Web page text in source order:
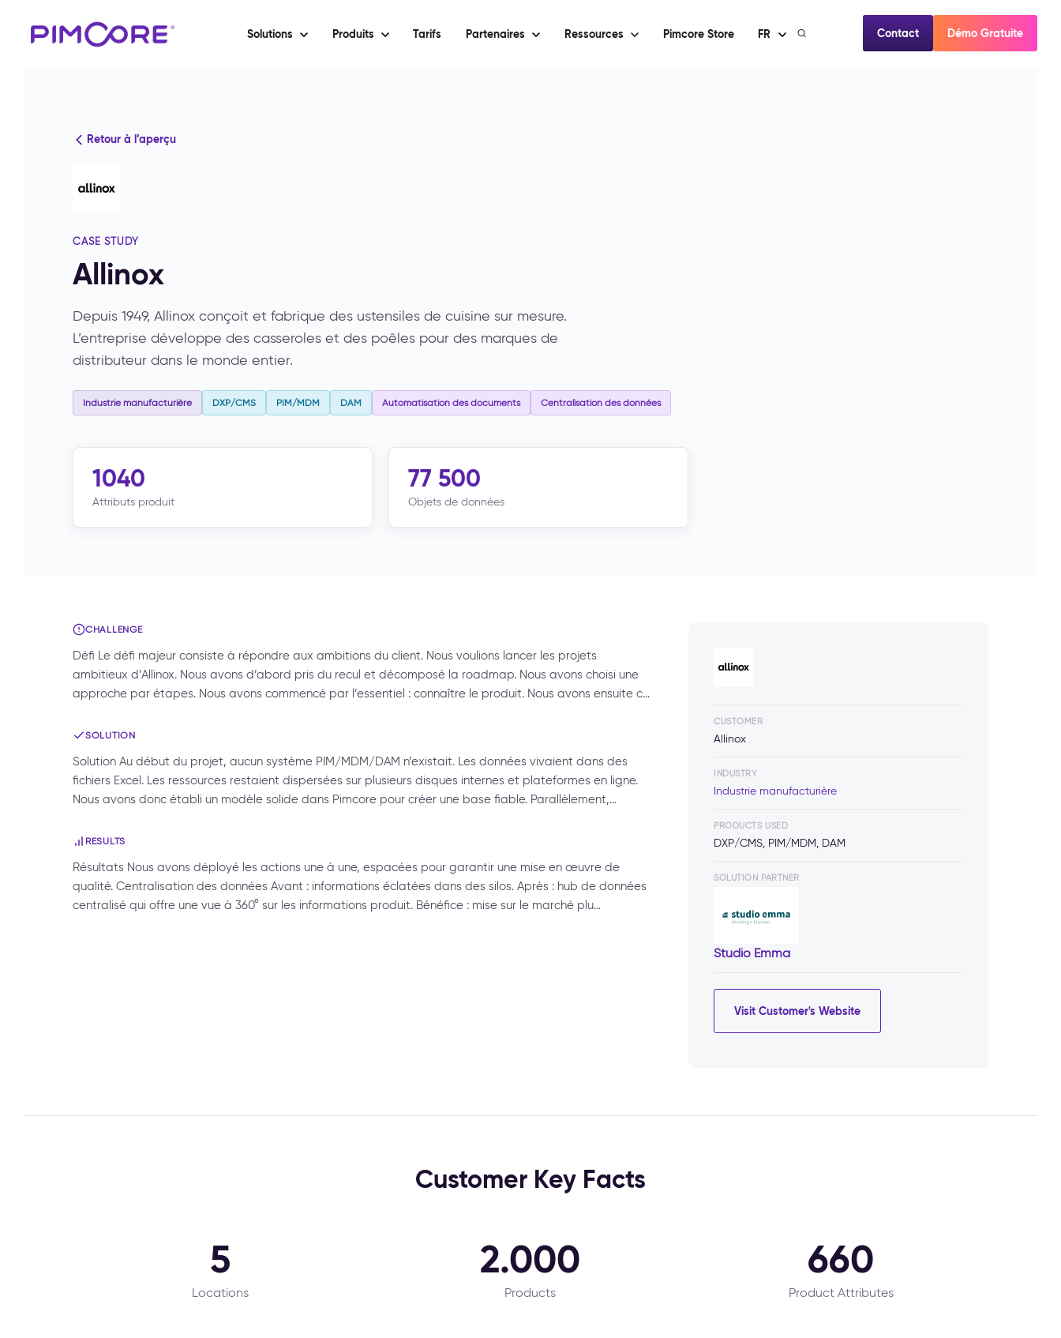
Solutions Produits Tarifs Partenaires Ressources Pimcore Store FR Contact Démo Gratuite
Retour à l’aperçu
CASE STUDY
Allinox
Depuis 1949, Allinox conçoit et fabrique des ustensiles de cuisine sur mesure.
L’entreprise développe des casseroles et des poêles pour des marques de
distributeur dans le monde entier.
Industrie manufacturière DXP/CMS PIM/MDM DAM Automatisation des documents Centralisation des données
1040
Attributs produit
77 500
Objets de données
CHALLENGE
Défi Le défi majeur consiste à répondre aux ambitions du client. Nous voulions lancer les projets
ambitieux d’Allinox. Nous avons d’abord pris du recul et décomposé la roadmap. Nous avons choisi une
approche par étapes. Nous avons commencé par l’essentiel : connaître le produit. Nous avons ensuite c…
SOLUTION
Solution Au début du projet, aucun système PIM/MDM/DAM n’existait. Les données vivaient dans des
fichiers Excel. Les ressources restaient dispersées sur plusieurs disques internes et plateformes en ligne.
Nous avons donc établi un modèle solide dans Pimcore pour créer une base fiable. Parallèlement,…
RESULTS
Résultats Nous avons déployé les actions une à une, espacées pour garantir une mise en œuvre de
qualité. Centralisation des données Avant : informations éclatées dans des silos. Après : hub de données
centralisé qui offre une vue à 360° sur les informations produit. Bénéfice : mise sur le marché plu…
CUSTOMER
Allinox
INDUSTRY
Industrie manufacturière
PRODUCTS USED
DXP/CMS, PIM/MDM, DAM
SOLUTION PARTNER
Studio Emma
Visit Customer's Website
Customer Key Facts
5
Locations
2.000
Products
660
Product Attributes